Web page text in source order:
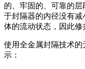
的、牢固的、可靠的
于封隔器的内径没有
体的流动状态，因此修
使用全金属封隔技术
示：